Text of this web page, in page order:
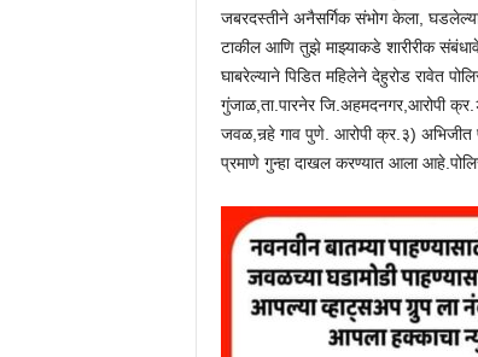
जबरदस्तीने अनैसर्गिक संभोग केला, घडलेल्या
टाकील आणि तुझे माझ्याकडे शारीरीक
घाबरेल्याने पिडित महिलेने देहुरोड रावेत
गुंजाळ,ता.पारनेर जि.अहमदनगर,आरोपी
जवळ,नर्‍हे गाव पुणे. आरोपी क्र.३)
प्रमाणे गुन्हा दाखल करण्यात आला